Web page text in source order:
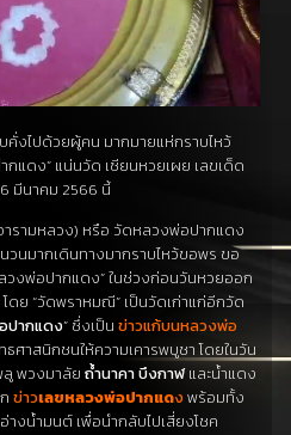
คั่งไปด้วยผู้คน มากมายแห่กราบไหว้
แดง” แน่นวัด เซียนหวยเผย เลขเด็ด
มีนาคม 2566 นี้
รามหลวง) หรือ วัดหลวงพ่อปากแดง
วนมากเดินทางมากราบไหว้ขอพร ขอ
วงพ่อปากแดง” ในช่วงก่อนวันหวยออก
ดย “วัดพราหมณี” เป็นวัดเก่าแก่อีกวัด
ปากแดง” ซึ่งเป็น ข่าวแก้บนหลวงพ่อ
ธศาสนิกชนให้ความเคารพบูชา โดยในวัน
พวงมาลัย ถ้ำนาคา บึงกาฬและน้ำแดง
ข่าวเลขหลวงพ่อปากแดงพร้อมทั้ง
งน้ำมนต์ เพื่อนำกลับไปเสี่ยงโชค